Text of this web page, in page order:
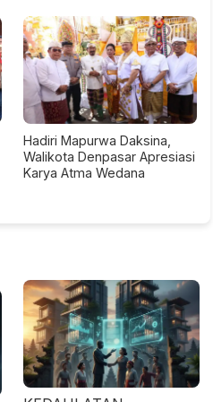
Hadiri Mapurwa Daksina,
Walikota Denpasar Apresiasi
Karya Atma Wedana